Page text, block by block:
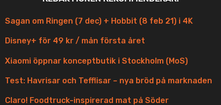
Sagan om Ringen (7 dec) + Hobbit (8 feb 21) i 4K
Disney+ för 49 kr / mån första året
Xiaomi öppnar konceptbutik i Stockholm (MoS)
Test: Havrisar och Tefflisar – nya bröd på marknaden
Claro! Foodtruck-inspirerad mat på Söder